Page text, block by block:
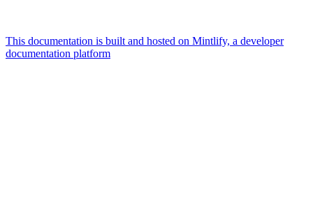
This documentation is built and hosted on Mintlify, a developer
documentation platform